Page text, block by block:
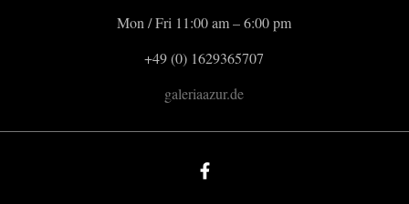
Mon / Fri 11:00 am – 6:00 pm
+49 (0) 1629365707
galeriaazur.de